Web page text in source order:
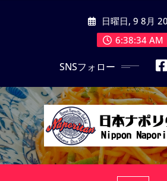
に
ス
キ
ッ
プ
日曜日, 9 8月
6:38:34 AM
SNSフォロー